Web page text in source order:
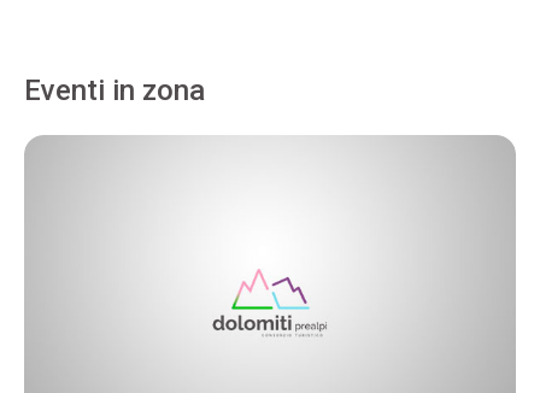
Eventi in zona